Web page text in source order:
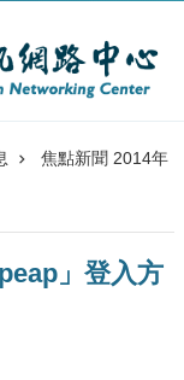
焦點新聞 2014年
」登入方